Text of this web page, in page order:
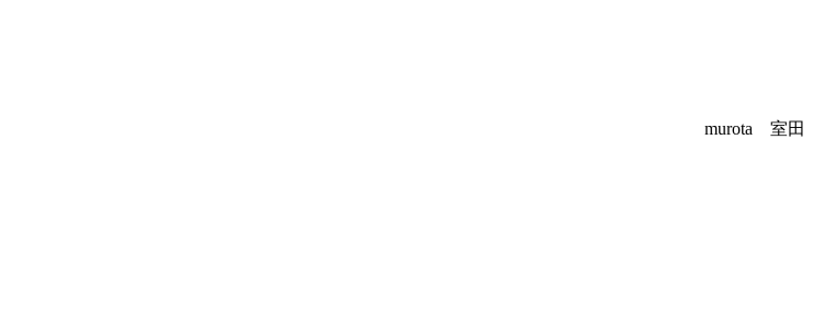
murota 室田